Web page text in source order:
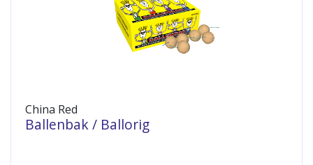
China Red
Ballenbak / Ballorig